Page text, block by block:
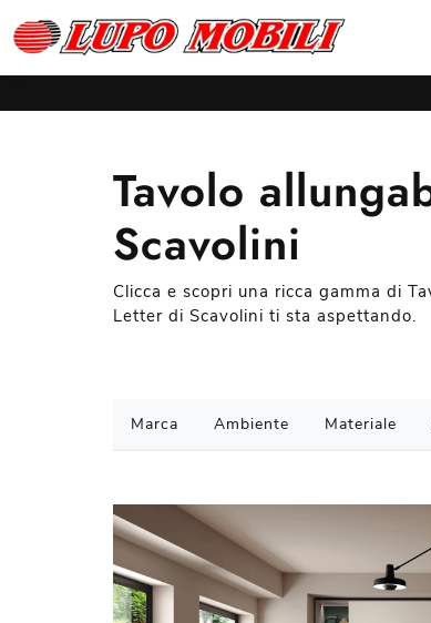
Tavolo
Scavolini
Clicca e scopri una ricca gamma di
Letter di Scavolini ti sta aspettando.
Marca Ambiente Materiale